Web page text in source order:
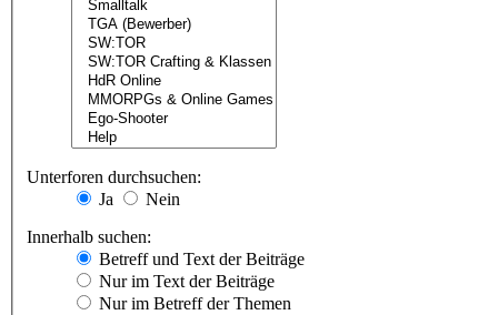
Unterforen durchsuchen:
Ja
Nein
Innerhalb suchen:
Betreff und Text der Beiträge
Nur im Text der Beiträge
Nur im Betreff der Themen